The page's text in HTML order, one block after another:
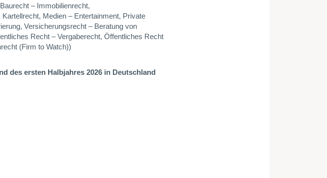
– Immobilienrecht,
Kartellrecht, Medien – Entertainment, Private
Versicherungsrecht – Beratung von
Recht – Vergaberecht, Öffentliches Recht
(Firm to Watch))
des ersten Halbjahres 2026 in Deutschland